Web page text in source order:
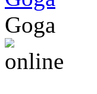
Goga